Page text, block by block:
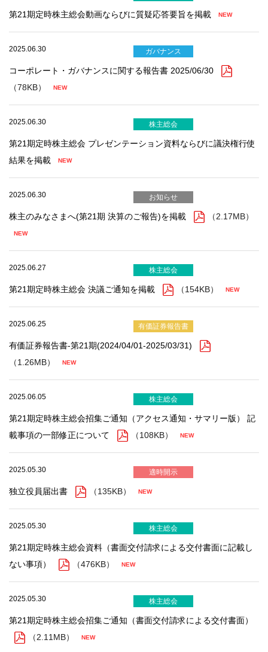
第21期定時株主総会動画ならびに質疑応答要旨を掲載
2025.06.30 ガバナンス
コーポレート・ガバナンスに関する報告書 2025/06/30
（78KB）
2025.06.30 株主総会
第21期定時株主総会 プレゼンテーション資料ならびに議決権行使
結果を掲載
2025.06.30 お知らせ
株主のみなさまへ(第21期 決算のご報告)を掲載 （2.17MB）
2025.06.27 株主総会
第21期定時株主総会 決議ご通知を掲載 （154KB）
2025.06.25 有価証券報告書
有価証券報告書-第21期(2024/04/01-2025/03/31)
（1.26MB）
2025.06.05 株主総会
第21期定時株主総会招集ご通知（アクセス通知・サマリー版） 記
載事項の一部修正について
（108KB）
2025.05.30 適時開示
独立役員届出書 （135KB）
2025.05.30 株主総会
第21期定時株主総会資料（書面交付請求による交付書面に記載し
ない事項）
（476KB）
2025.05.30 株主総会
第21期定時株主総会招集ご通知（書面交付請求による交付書面）
（2.11MB）